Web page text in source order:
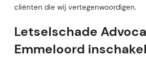
cliënten die wij vertegenwoordigen.
Letselschade
Emmeloord